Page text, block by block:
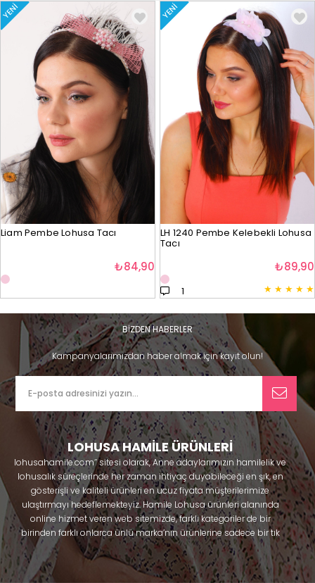
YENI
Liam Pembe Lohusa Tacı
₺84,90
YENI
LH 1240 Pembe Kelebekli Lohusa
Tacı
★ ★ ★ ★ ★
1
₺89,90
BİZDEN HABERLER
Kampanyalarımızdan haber almak için kayıt olun!
LOHUSA HAMİLE ÜRÜNLERİ
lohusahamile.com’’ sitesi olarak, Anne adaylarımızın hamilelik ve
lohusalık süreçlerinde her zaman ihtiyaç duyabileceği en şık, en
gösterişli ve kaliteli ürünleri en ucuz fiyata müşterilerimize
ulaştırmayı hedeflemekteyiz. Hamile Lohusa ürünleri alanında
online hizmet veren web sitemizde, farklı kategoriler de bir
birinden farklı onlarca ünlü marka’nın ürünlerine sadece bir tık
uzaklıkta olacaksınız. Hem hamilelik öncesi hem doğum sonrası
kullanabileceğiniz ürünler ile gebelik döneminizi huzur içinde
geçirmenize yardımcı olmaya çalışmaktayız. Annelerimizin